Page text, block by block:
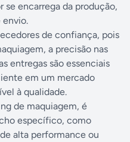
encarrega da produção,
envio.
de confiança, pois
a precisão nas
entregas são essenciais
em um mercado
à qualidade.
de maquiagem, é
específico, como
alta performance ou